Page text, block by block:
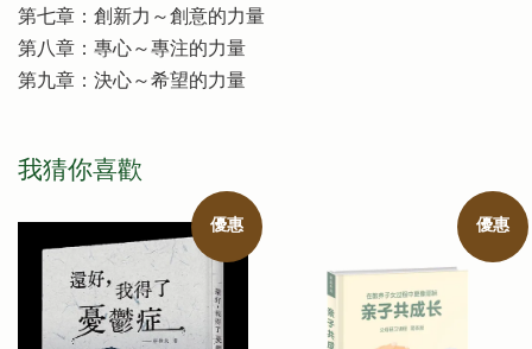
第七章：創新力～創意的力量
第八章：專心～專注的力量
第九章：決心～希望的力量
我猜你喜歡
優惠 優惠